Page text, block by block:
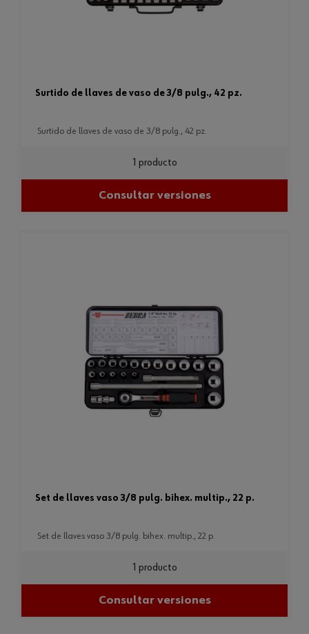
surtido de llaves de vaso de 3/8 pulg., 42 pz.
surtido de llaves de vaso de 3/8 pulg., 42 pz.
1 producto
Consultar versiones
set de llaves vaso 3/8 pulg. bihex. multip., 22 p.
set de llaves vaso 3/8 pulg. bihex. multip., 22 p.
1 producto
Consultar versiones